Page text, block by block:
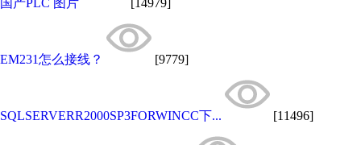
国产PLC 图片 [14979]
EM231怎么接线？ [9779]
SQLSERVERR2000SP3FORWINCC下... [11496]